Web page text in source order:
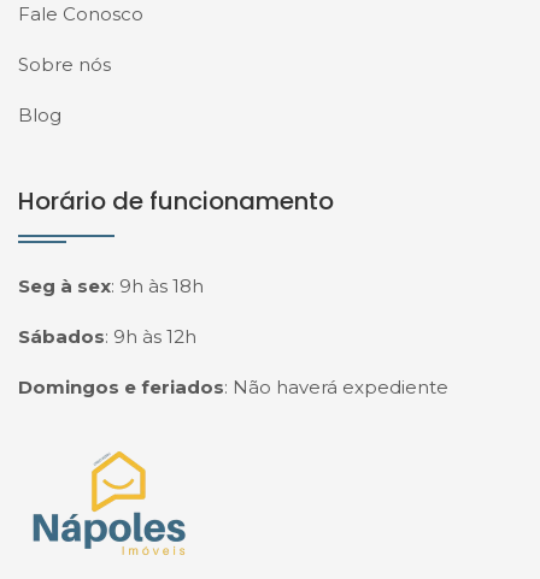
Fale Conosco
Sobre nós
Blog
Horário de funcionamento
Seg à sex: 9h às 18h
Sábados: 9h às 12h
Domingos e feriados: Não haverá expediente
Página inicial